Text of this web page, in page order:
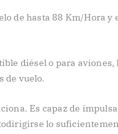
de hasta 88 Km/Hora y
diésel o para aviones,
de vuelo.
Es capaz de
lo